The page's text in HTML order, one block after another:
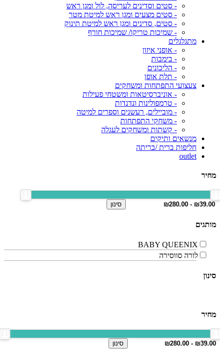
- סטים וסדינים לעריסה, לול ומגן ראש
- סטים מצעים ומגן ראש למיטת מטר
- סטים, סדינים ומגן ראש למיטת תינוק
- שמיכות טריקו/ שמיכות חורף
מתגלגלים
- אופני איזון
- בימבות
- הליכונים
- תלת אופן
צעצועי התפתחות ומשחקים
- אוניברסיטאות ומשטחי פעילות
- טרמפולינות ונדנדות
- מוביילים, רעשנים וספרים למיטה
- משחקי התפתחות
- קשתות ומשחקים לעגלה
מנשאים ותיקים
חליפות ברית /בריתה
outlet
מחיר
סינון
מותגים
BABY QUEENIX
לורה סווסירה
סינון
מחיר
סינון